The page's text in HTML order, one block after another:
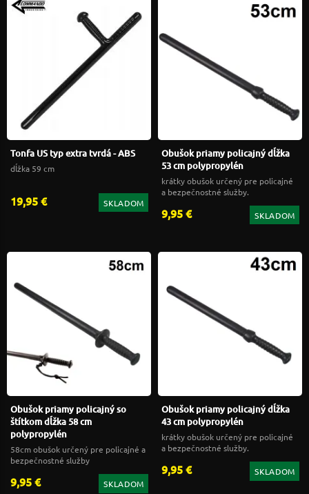
Tonfa US typ extra tvrdá - ABS
dĺžka 59 cm
19,95 € SKLADOM
Obušok priamy policajný dĺžka
53 cm polypropylén
krátky obušok určený pre policajné
a bezpečnostné služby.
9,95 € SKLADOM
Obušok priamy policajný so
štítkom dĺžka 58 cm
polypropylén
58cm obušok určený pre policajné a
bezpečnostné služby
9,95 € SKLADOM
Obušok priamy policajný dĺžka
43 cm polypropylén
krátky obušok určený pre policajné
a bezpečnostné služby.
9,95 € SKLADOM